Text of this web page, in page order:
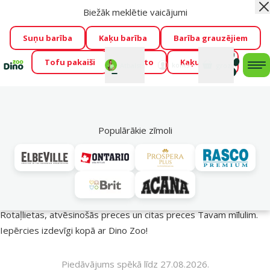
Visu mēnesi Dino Zoo piedāvā lieliskas cenas mīluļu TOP
barībām! 🍖→Skatīt piedāvājumu!
Fotokonkurss “GADA ŪSAIŅI”!
Varbūt tieši Tavs mīlulis
būs 2027. gada zvaigzne
→Piedalīties
Mans
konts
Biežāk meklētie vaicājumi
Suņu barība Kaķu barība Barība grauzējiem
Tofu pakaiši Foresto Kaķu mājas
Populārākie zīmoli
Vasara turpinās – atlaides katrai gaumei!
Rotaļlietas, atvēsinošās preces un citas preces Tavam mīlulim.
Iepērcies izdevīgi kopā ar Dino Zoo!
Piedāvājums spēkā līdz 27.08.2026.